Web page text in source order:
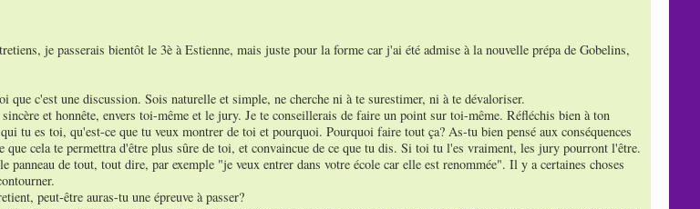
je passerais bientôt le 3è à Estienne, mais juste pour la forme car j'ai été admise à la nouvelle prépa de Gobelins,
que c'est une discussion. Sois naturelle et simple, ne cherche ni à te surestimer, ni à te dévaloriser.
et honnête, envers toi-même et le jury. Je te conseillerais de faire un point sur toi-même. Réfléchis bien à ton
tu es toi, qu'est-ce que tu veux montrer de toi et pourquoi. Pourquoi faire tout ça? As-tu bien pensé aux conséquences
que cela te permettra d'être plus sûre de toi, et convaincue de ce que tu dis. Si toi tu l'es vraiment, les jury pourront l'être.
panneau de tout, tout dire, par exemple "je veux entrer dans votre école car elle est renommée". Il y a certaines choses
peut-être auras-tu une épreuve à passer?